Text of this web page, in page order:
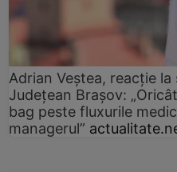
Adrian Veștea, reacție
Județean Brașov:
bag peste fluxurile
managerul”